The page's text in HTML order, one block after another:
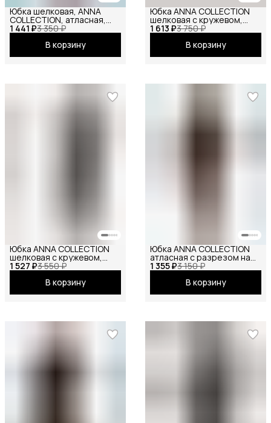
1 441 ₽3 350 ₽
Юбка шелковая, ANNA
COLLECTION, атласная,
летняя, праздничная,
повседневная, офисная,
школьная на резинке миди
В корзину
1 613 ₽3 750 ₽
Юбка ANNA COLLECTION
шелковая с кружевом,
весенняя, праздничная,
офисная, школьная на
резинке миди, молочный
В корзину
1 527 ₽3 550 ₽
Юбка ANNA COLLECTION
шелковая с кружевом,
весенняя, праздничная,
резинке миди, черный
В корзину
1 355 ₽3 150 ₽
Юбка ANNA COLLECTION
атласная с разрезом на
резинке
В корзину